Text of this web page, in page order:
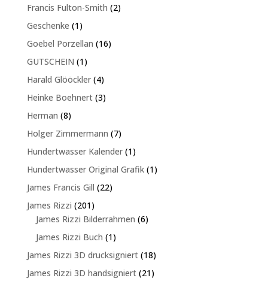
Francis Fulton-Smith 22
Geschenke 11
Produkt
Goebel Porzellan 1616
GUTSCHEIN 11
Produkt
Harald Glööckler 44
Produkte
Heinke Boehnert 33
Herman 88
Holger Zimmermann 77
Produkte
Hundertwasser Kalender 11
Produkt
Hundertwasser Original Grafik 11
James Francis Gill 2222
James Rizzi 201201
Produkte
James Rizzi Bilderrahmen 66
James Rizzi Buch 11
Produkt
James Rizzi 3D drucksigniert 1818
Produkte
James Rizzi 3D handsigniert 2121